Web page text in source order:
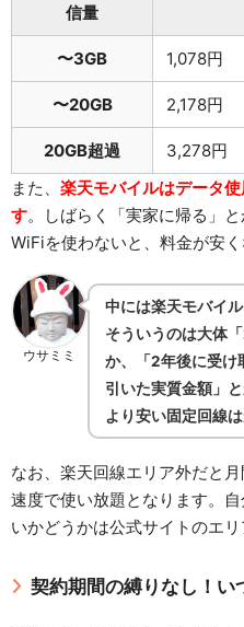
信量
〜3GB 1,078円
〜20GB 2,178円
20GB超過
3,278円
また、 楽天モバイルはデータ
す。しばらく「実家に帰る」
WiFiを使わないと、料金が安く
ウサミミ
中には楽天モバイ
そういうのは大体
か、「2年後に受け
引いた実質金額」
より安い固定回線
なお、楽天回線エリア外だと
速度で使い放題となります。
いかどうかは公式サイトのエリ
契約期間の縛りなし！い